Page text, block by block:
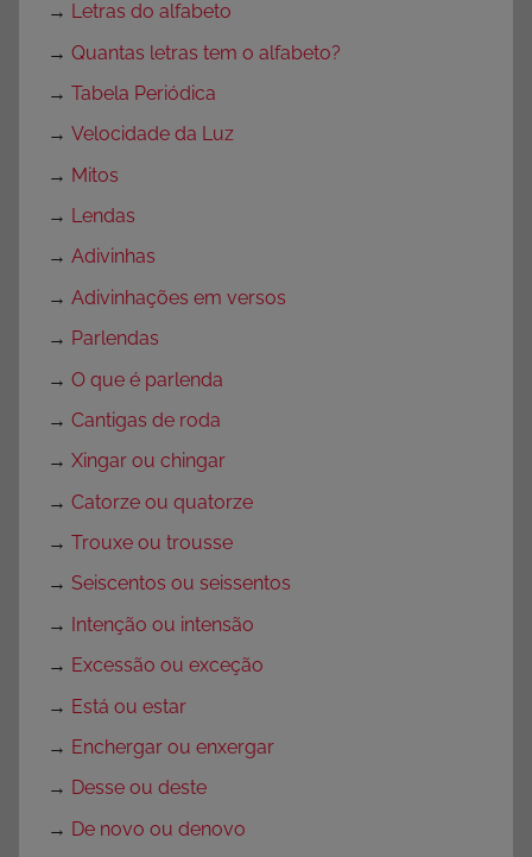
→ Letras do alfabeto
→ Quantas letras tem o alfabeto?
→ Tabela Periódica
→ Velocidade da Luz
→ Mitos
→ Lendas
→ Adivinhas
→ Adivinhações em versos
→ Parlendas
→ O que é parlenda
→ Cantigas de roda
→ Xingar ou chingar
→ Catorze ou quatorze
→ Trouxe ou trousse
→ Seiscentos ou seissentos
→ Intenção ou intensão
→ Excessão ou exceção
→ Está ou estar
→ Enchergar ou enxergar
→ Desse ou deste
→ De novo ou denovo